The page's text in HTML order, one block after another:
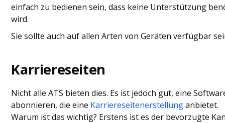
einfach zu bedienen sein, dass keine Unterstützung
wird.
Sie sollte auch auf allen Arten von Geräten verfügbar
Karriereseiten
Nicht alle ATS bieten dies. Es ist jedoch gut, eine
abonnieren, die eine Karriereseitenerstellunganbietet.
Warum ist das wichtig? Erstens ist es der bevorzugte